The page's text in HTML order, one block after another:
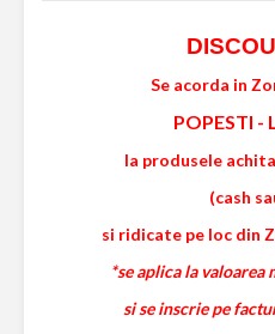
Se acorda in
POPESTI -
la produsele
(cash
si ridicate pe loc din
*se aplica la
si se inscrie pe